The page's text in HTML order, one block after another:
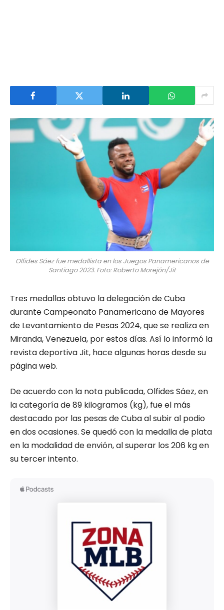
Olfides Sáez fue medallista en los Juegos Panamericanos de
Santiago 2023. Foto: Roberto Morejón/Jit
Tres medallas obtuvo la delegación de Cuba
durante Campeonato Panamericano de Mayores
de Levantamiento de Pesas 2024, que se realiza en
Miranda, Venezuela, por estos días. Así lo informó la
revista deportiva Jit, hace algunas horas desde su
página web.
De acuerdo con la nota publicada, Olfides Sáez, en
la categoría de 89 kilogramos (kg), fue el más
destacado por las pesas de Cuba al subir al podio
en dos ocasiones. Se quedó con la medalla de plata
en la modalidad de envión, al superar los 206 kg en
su tercer intento.